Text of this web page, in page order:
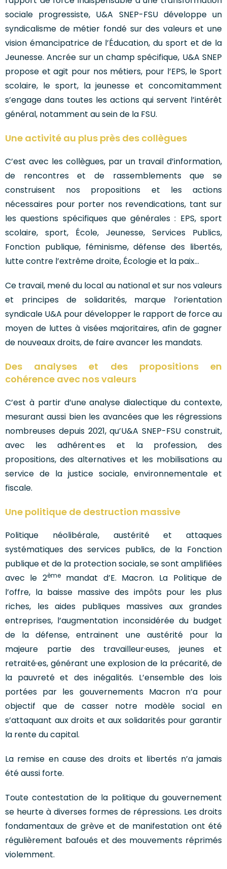
sociale progressiste, U&A SNEP-FSU développe un
syndicalisme de métier fondé sur des valeurs et une
vision émancipatrice de l’Éducation, du sport et de la
Jeunesse. Ancrée sur un champ spécifique, U&A SNEP
propose et agit pour nos métiers, pour l’EPS, le Sport
scolaire, le sport, la jeunesse et concomitamment
s’engage dans toutes les actions qui servent l’intérêt
général, notamment au sein de la FSU.
Une activité au plus près des collègues
C’est avec les collègues, par un travail d’information,
de rencontres et de rassemblements que se
construisent nos propositions et les actions
nécessaires pour porter nos revendications, tant sur
les questions spécifiques que générales : EPS, sport
scolaire, sport, École, Jeunesse, Services Publics,
Fonction publique, féminisme, défense des libertés,
lutte contre l’extrême droite, Écologie et la paix…
Ce travail, mené du local au national et sur nos valeurs
et principes de solidarités, marque l’orientation
syndicale U&A pour développer le rapport de force au
moyen de luttes à visées majoritaires, afin de gagner
de nouveaux droits, de faire avancer les mandats.
Des analyses et des propositions en
cohérence avec nos valeurs
C’est à partir d’une analyse dialectique du contexte,
mesurant aussi bien les avancées que les régressions
nombreuses depuis 2021, qu’U&A SNEP-FSU construit,
avec les adhérent·es et la profession, des
propositions, des alternatives et les mobilisations au
service de la justice sociale, environnementale et
fiscale.
Une politique de destruction massive
Politique néolibérale, austérité et attaques
systématiques des services publics, de la Fonction
publique et de la protection sociale, se sont amplifiées
avec le 2èmemandat d’E. Macron. La Politique de
l’offre, la baisse massive des impôts pour les plus
riches, les aides publiques massives aux grandes
entreprises, l’augmentation inconsidérée du budget
de la défense, entrainent une austérité pour la
majeure partie des travailleur·euses, jeunes et
retraité·es, générant une explosion de la précarité, de
la pauvreté et des inégalités. L’ensemble des lois
portées par les gouvernements Macron n’a pour
objectif que de casser notre modèle social en
s’attaquant aux droits et aux solidarités pour garantir
la rente du capital.
La remise en cause des droits et libertés n’a jamais
été aussi forte.
Toute contestation de la politique du gouvernement
se heurte à diverses formes de répressions. Les droits
fondamentaux de grève et de manifestation ont été
régulièrement bafoués et des mouvements réprimés
violemment.